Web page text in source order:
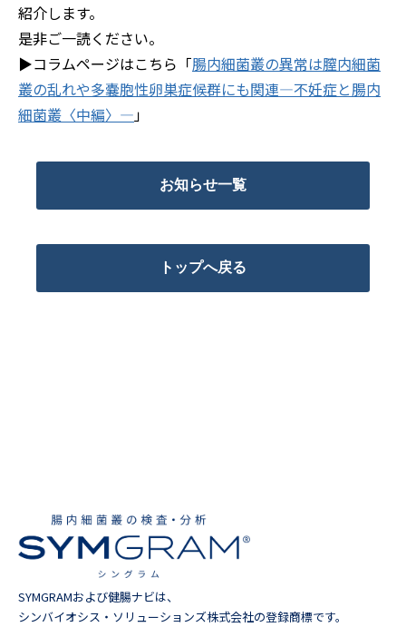
紹介します。
是非ご一読ください。
▶コラムページはこちら「腸内細菌叢の異常は膣内細菌
叢の乱れや多嚢胞性卵巣症候群にも関連―不妊症と腸内
細菌叢〈中編〉― 」
お知らせ一覧
トップへ戻る
SYMGRAMおよび健腸ナビは、
シンバイオシス・ソリューションズ株式会社の登録商標です。